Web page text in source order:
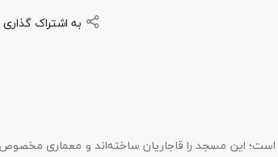
به اشتراک گذاری
این مسجد را قاجاریان ساخته‌اند و معماری